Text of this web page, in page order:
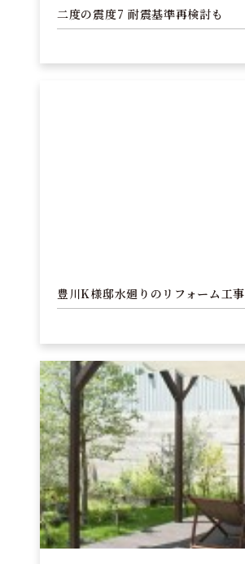
二度の震度7 耐震基準再検討も
豊川K様邸水廻りのリフォーム工事